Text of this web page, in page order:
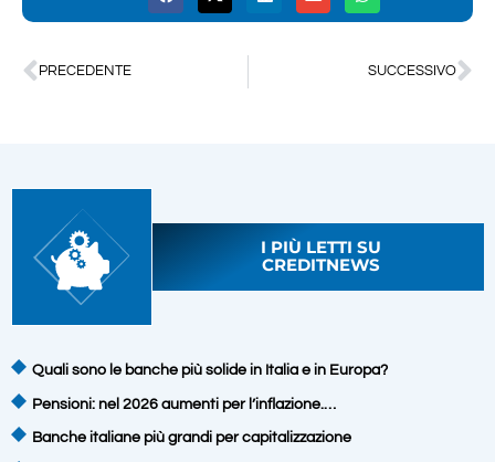
PRECEDENTE SUCCESSIVO
I PIÙ LETTI SU
CREDITNEWS
Quali sono le banche più solide in Italia e in Europa?
Pensioni: nel 2026 aumenti per l’inflazione.…
Banche italiane più grandi per capitalizzazione